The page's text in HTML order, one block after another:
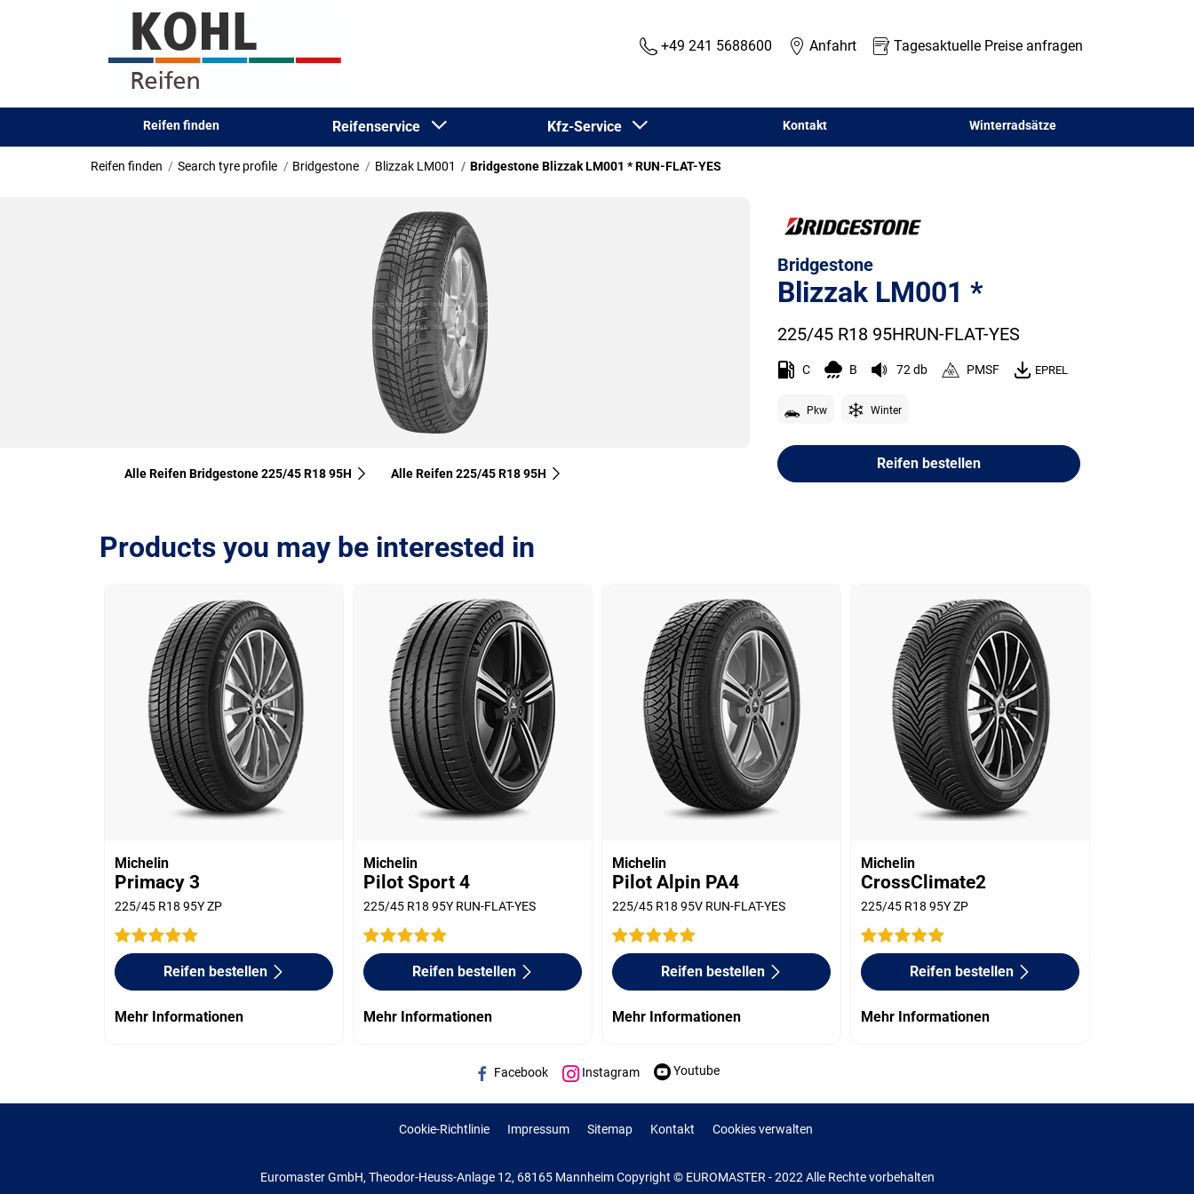
+49 241 5688600 Anfahrt Tagesaktuelle Preise anfragen
Reifen finden Reifenservice Kfz-Service Kontakt Winterradsätze
Reifen finden Search tyre profile Bridgestone Blizzak LM001 Bridgestone Blizzak LM001 * RUN-FLAT-YES
Alle Reifen Bridgestone 225/45 R18 95H Alle Reifen‎ 225/45 R18 95H
Bridgestone
Blizzak LM001 *
225/45 R18 95HRUN-FLAT-YES
C B 72 db PMSF EPREL
Pkw Winter
Reifen bestellen
Products you may be interested in
Michelin
Primacy 3
225/45 R18 95Y ZP
Reifen bestellen
Mehr Informationen
Michelin
Pilot Sport 4
225/45 R18 95Y RUN-FLAT-YES
Reifen bestellen
Mehr Informationen
Michelin
Pilot Alpin PA4
225/45 R18 95V RUN-FLAT-YES
Reifen bestellen
Mehr Informationen
Michelin
CrossClimate2
225/45 R18 95Y ZP
Reifen bestellen
Mehr Informationen
Facebook Instagram Youtube
Cookie-Richtlinie Impressum Sitemap Kontakt Cookies verwalten
Euromaster GmbH, Theodor-Heuss-Anlage 12, 68165 Mannheim Copyright © EUROMASTER - 2022 Alle Rechte vorbehalten